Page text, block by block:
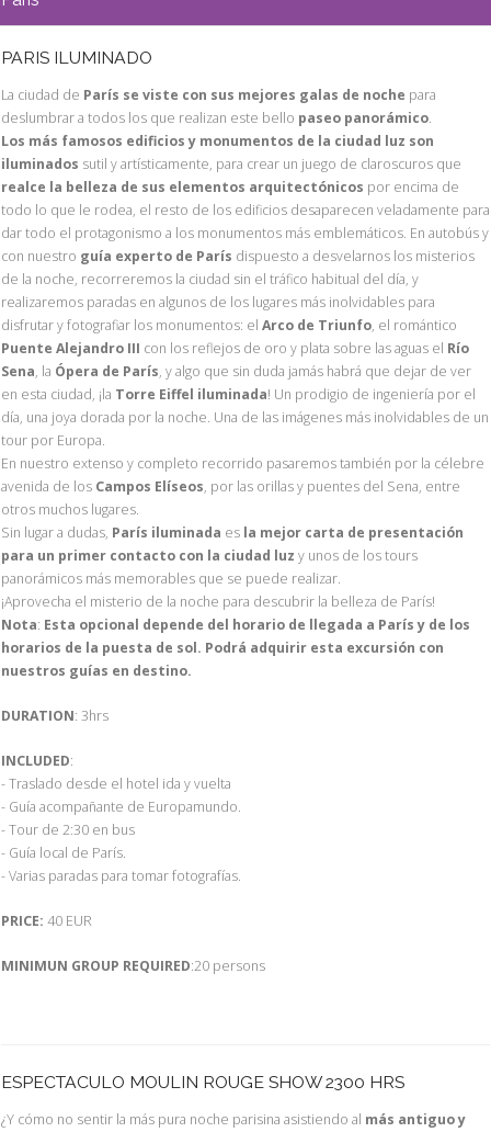
PARIS ILUMINADO
La ciudad de París se viste con sus mejores galas de noche para
deslumbrar a todos los que realizan este bello paseo panorámico.
Los más famosos edificios y monumentos de la ciudad luz son
iluminados sutil y artísticamente, para crear un juego de claroscuros que
realce la belleza de sus elementos arquitectónicos por encima de
todo lo que le rodea, el resto de los edificios desaparecen veladamente para
dar todo el protagonismo a los monumentos más emblemáticos. En autobús y
con nuestro guía experto de París dispuesto a desvelarnos los misterios
de la noche, recorreremos la ciudad sin el tráfico habitual del día, y
realizaremos paradas en algunos de los lugares más inolvidables para
disfrutar y fotografiar los monumentos: el Arco de Triunfo, el romántico
Puente Alejandro III con los reflejos de oro y plata sobre las aguas el Río
Sena, la Ópera de París, y algo que sin duda jamás habrá que dejar de ver
en esta ciudad, ¡la Torre Eiffel iluminada! Un prodigio de ingeniería por el
día, una joya dorada por la noche. Una de las imágenes más inolvidables de un
tour por Europa.
En nuestro extenso y completo recorrido pasaremos también por la célebre
avenida de los Campos Elíseos, por las orillas y puentes del Sena, entre
otros muchos lugares.
Sin lugar a dudas, París iluminada es la mejor carta de presentación
para un primer contacto con la ciudad luz y unos de los tours
panorámicos más memorables que se puede realizar.
¡Aprovecha el misterio de la noche para descubrir la belleza de París!
Nota: Esta opcional depende del horario de llegada a París y de los
horarios de la puesta de sol. Podrá adquirir esta excursión con
nuestros guías en destino.
DURATION: 3hrs
INCLUDED:
- Traslado desde el hotel ida y vuelta
- Guía acompañante de Europamundo.
- Tour de 2:30 en bus
- Guía local de París.
- Varias paradas para tomar fotografías.
PRICE: 40 EUR
MINIMUN GROUP REQUIRED:20 persons
ESPECTACULO MOULIN ROUGE SHOW 2300 HRS
¿Y cómo no sentir la más pura noche parisina asistiendo al más antiguo y